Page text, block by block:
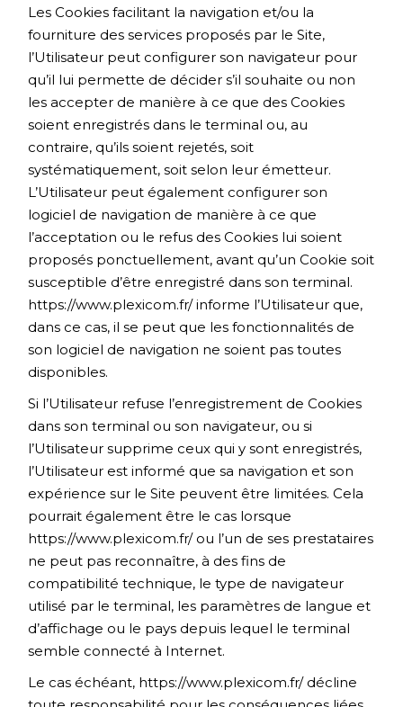
Les Cookies facilitant la navigation et/ou la
fourniture des services proposés par le Site,
l’Utilisateur peut configurer son navigateur pour
qu’il lui permette de décider s’il souhaite ou non
les accepter de manière à ce que des Cookies
soient enregistrés dans le terminal ou, au
contraire, qu’ils soient rejetés, soit
systématiquement, soit selon leur émetteur.
L’Utilisateur peut également configurer son
logiciel de navigation de manière à ce que
l’acceptation ou le refus des Cookies lui soient
proposés ponctuellement, avant qu’un Cookie soit
susceptible d’être enregistré dans son terminal.
https://www.plexicom.fr/informe l’Utilisateur que,
dans ce cas, il se peut que les fonctionnalités de
son logiciel de navigation ne soient pas toutes
disponibles.
Si l’Utilisateur refuse l’enregistrement de Cookies
dans son terminal ou son navigateur, ou si
l’Utilisateur supprime ceux qui y sont enregistrés,
l’Utilisateur est informé que sa navigation et son
expérience sur le Site peuvent être limitées. Cela
pourrait également être le cas lorsque
https://www.plexicom.fr/ou l’un de ses prestataires
ne peut pas reconnaître, à des fins de
compatibilité technique, le type de navigateur
utilisé par le terminal, les paramètres de langue et
d’affichage ou le pays depuis lequel le terminal
semble connecté à Internet.
Le cas échéant, https://www.plexicom.fr/décline